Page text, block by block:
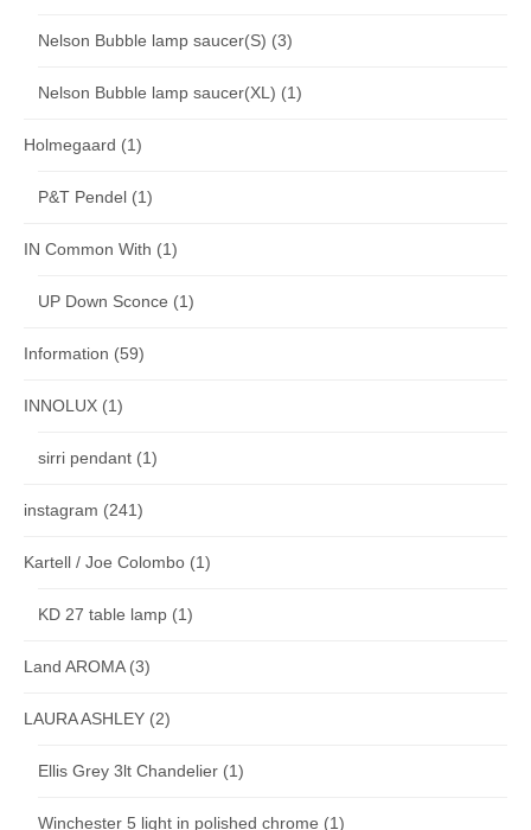
Nelson Bubble lamp saucer(S) (3)
Nelson Bubble lamp saucer(XL) (1)
Holmegaard (1)
P&T Pendel (1)
IN Common With (1)
UP Down Sconce (1)
Information (59)
INNOLUX (1)
sirri pendant (1)
instagram (241)
Kartell / Joe Colombo (1)
KD 27 table lamp (1)
Land AROMA(3)
LAURA ASHLEY (2)
Ellis Grey 3lt Chandelier (1)
Winchester 5 light in polished chrome (1)